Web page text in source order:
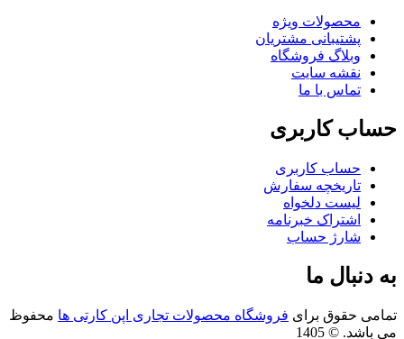
محصولات ویژه
پشتیبانی مشتریان
وبلاگ فروشگاه
نقشه سایت
تماس با ما
کاربری
حساب کاربری
تاریخچه سفارش
لیست دلخواه
اشتراک خبرنامه
شارژ حساب
دنبال ما
حقوق برای فروشگاه محصولات تجاری اپن کارتی ها محفوظ
© 1405